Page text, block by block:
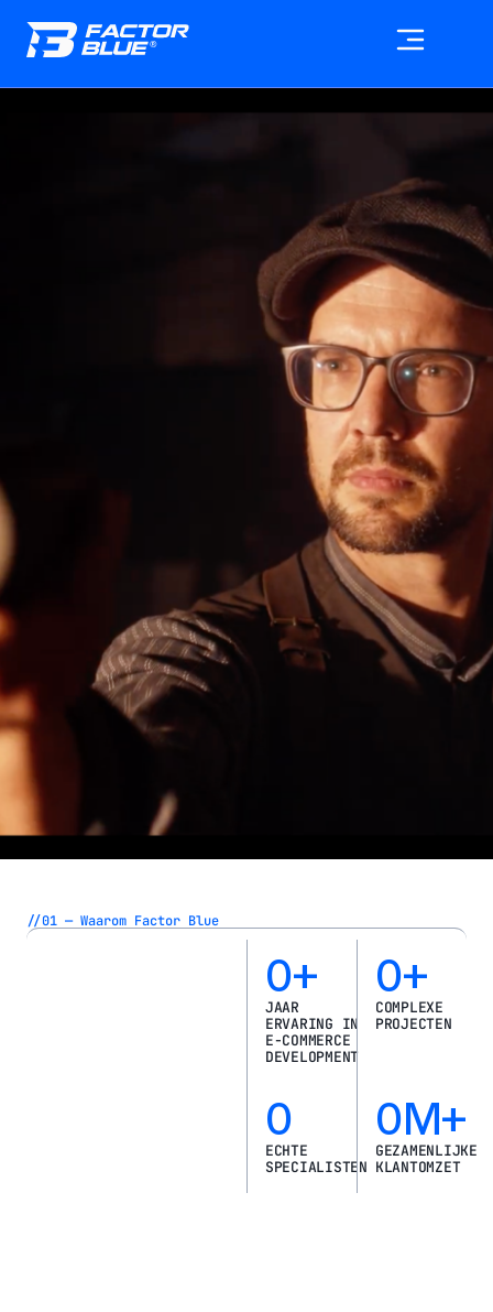
//01 — Waarom Factor Blue
JAAR
ERVARING IN
E-COMMERCE
DEVELOPMENT
0+
COMPLEXE
PROJECTEN
0+
ECHTE
SPECIALISTEN
0
GEZAMENLIJKE
KLANTOMZET
0 M+